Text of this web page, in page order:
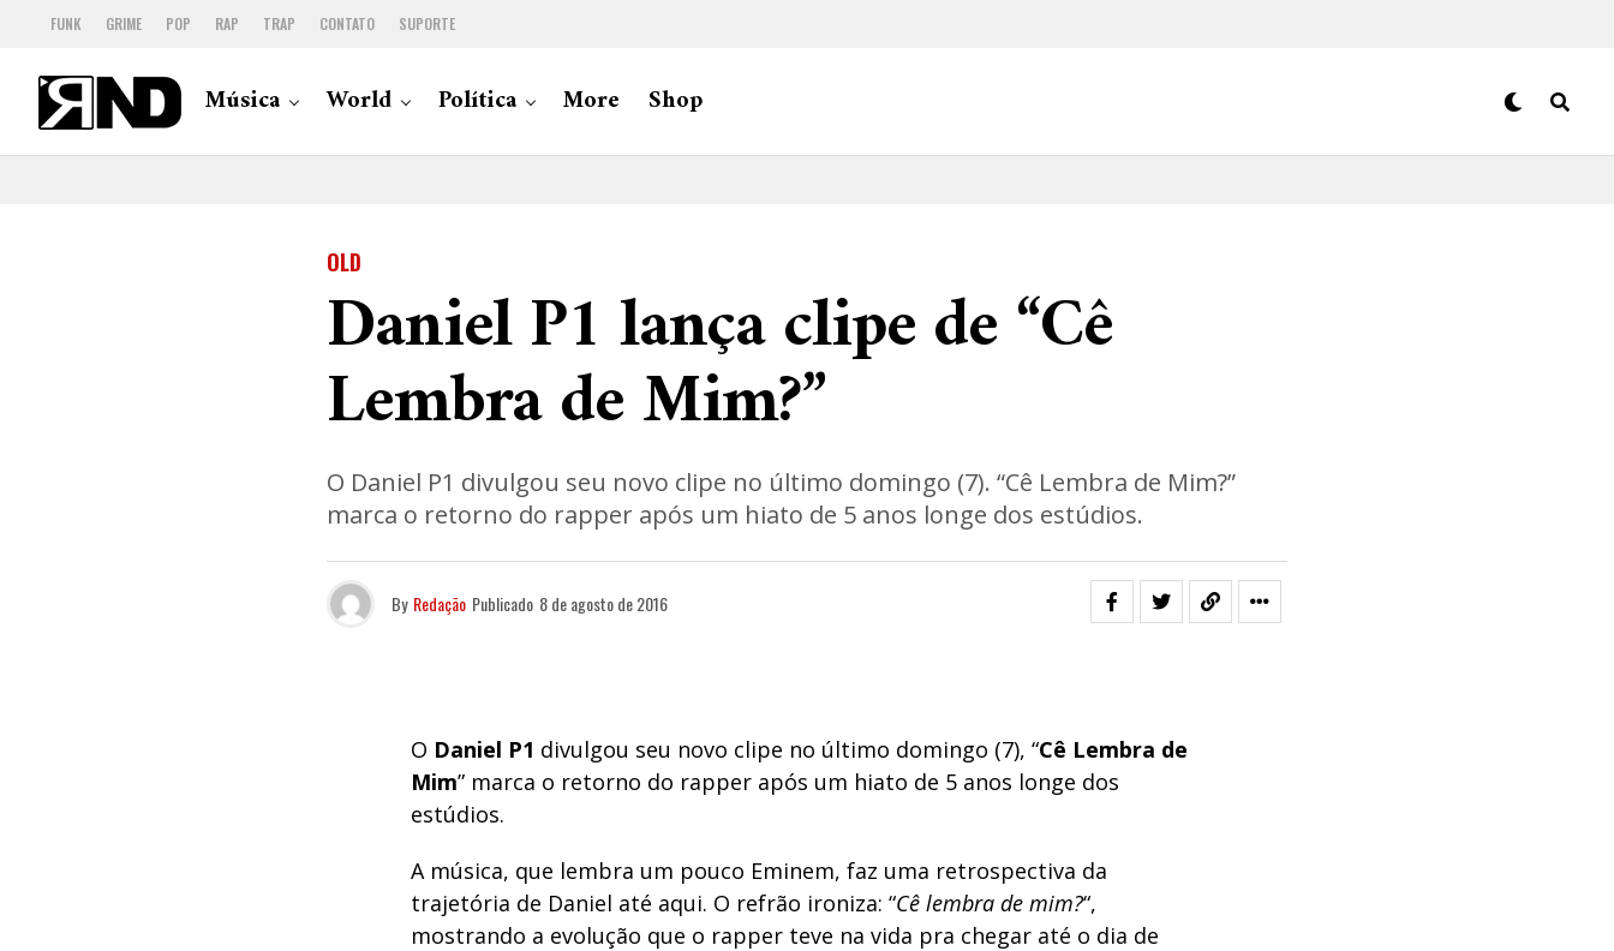
FUNK GRIME POP RAP TRAP CONTATO SUPORTE
Música World Política More Shop
OLD
Daniel P1 lança clipe de “Cê
Lembra de Mim?”
O Daniel P1 divulgou seu novo clipe no último domingo (7). “Cê Lembra de Mim?”
marca o retorno do rapper após um hiato de 5 anos longe dos estúdios.
By Redação Publicado 8 de agosto de 2016
O Daniel P1 divulgou seu novo clipe no último domingo (7), “Cê Lembra de
Mim” marca o retorno do rapper após um hiato de 5 anos longe dos
estúdios.
A música, que lembra um pouco Eminem, faz uma retrospectiva da
trajetória de Daniel até aqui. O refrão ironiza: “Cê lembra de mim?“,
mostrando a evolução que o rapper teve na vida pra chegar até o dia de